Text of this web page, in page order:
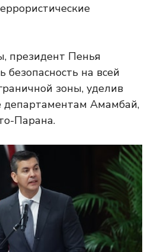
президент Пенья
безопасность на всей
зоны, уделив
департаментам Амамбай,
Парана.